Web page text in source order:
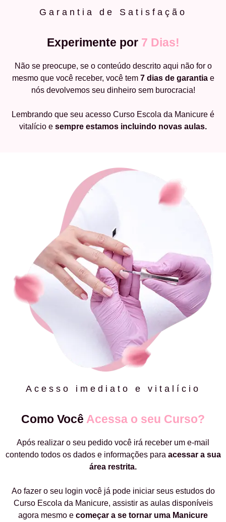
Garantia de Satisfação
Experimente por 7 Dias!
Não se preocupe, se o conteúdo descrito aqui não for o
mesmo que você receber, você tem 7 dias de garantiae
nós devolvemos seu dinheiro sem burocracia!
Lembrando que seu acesso Curso Escola da Manicure é
vitalício e sempre estamos incluindo novas aulas.
Acesso imediato e vitalício
Como Você Acessa o seu Curso?
Após realizar o seu pedido você irá receber um e-mail
contendo todos os dados e informações para acessar a sua
área restrita.
Ao fazer o seu login você já pode iniciar seus estudos do
Curso Escola da Manicure, assistir as aulas disponíveis
agora mesmo e começar a se tornar uma Manicure